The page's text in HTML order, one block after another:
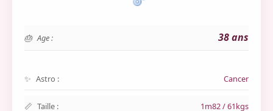
Age : 38 ans
Astro : Cancer
Taille : 1m82 / 61kgs